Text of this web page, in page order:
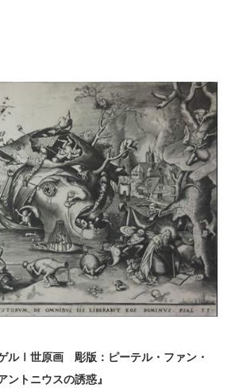
ルⅠ世原画 彫版：ピーテル・ファン・
トニウスの誘惑』